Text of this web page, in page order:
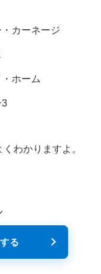
カーネージ
ホーム
3
わかりますよ。
る